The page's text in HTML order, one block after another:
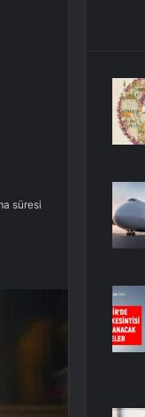
süresi